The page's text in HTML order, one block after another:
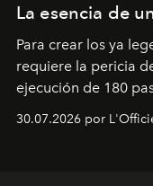
La esencia de
Para crear los ya
requiere la pericia
ejecución de 180
que se enseña
30.07.2026 por